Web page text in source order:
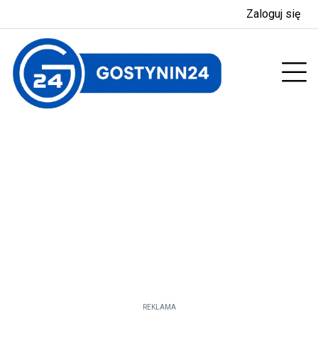
Zaloguj się
REKLAMA